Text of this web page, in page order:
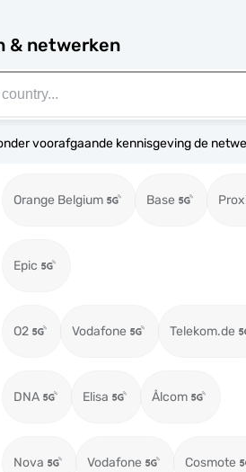
& netwerken
voorafgaande kennisgeving de
Orange Belgium Base
Epic
O2 Vodafone Telekom.de
DNA Elisa Ålcom
Nova Vodafone Cosmote